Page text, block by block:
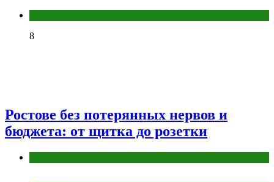
8
Ростове без потерянных нервов и
бюджета: от щитка до розетки